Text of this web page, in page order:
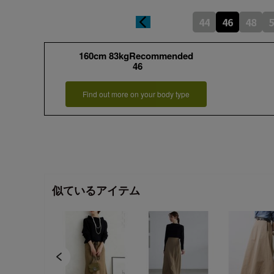
44 46 48
160cm 83kgRecommended
46
Find out more on your body type